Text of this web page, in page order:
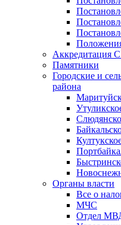
Аккредитация
Памятники
Городские и
района
Органы власти
Все о
МЧС
Отдел